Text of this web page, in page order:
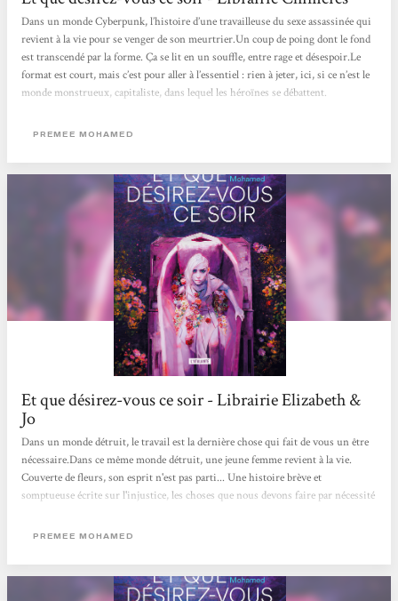
Dans un monde Cyberpunk, l’histoire d’une travailleuse du sexe assassinée qui
revient à la vie pour se venger de son meurtrier.Un coup de poing dont le fond
est transcendé par la forme. Ça se lit en un souffle, entre rage et désespoir.Le
format est court, mais c’est pour aller à l’essentiel : rien à jeter, ici, si ce n’est le
monde monstrueux, capitaliste, dans lequel les héroïnes se débattent.
PREMEE MOHAMED
Et que désirez-vous ce soir - Librairie Elizabeth &
Jo
Dans un monde détruit, le travail est la dernière chose qui fait de vous un être
nécessaire.Dans ce même monde détruit, une jeune femme revient à la vie.
Couverte de fleurs, son esprit n'est pas parti... Une histoire brève et
somptueuse écrite sur l'injustice, les choses que nous devons faire par nécessité
PREMEE MOHAMED